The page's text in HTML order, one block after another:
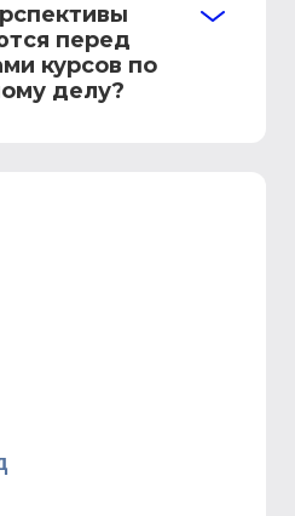
перед
курсов по
делу?